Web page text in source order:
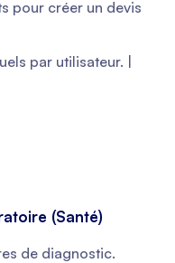
pour créer un devis
par utilisateur. |
(Santé)
de diagnostic.